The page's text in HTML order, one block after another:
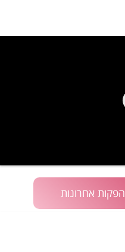
הפקות אחרונות